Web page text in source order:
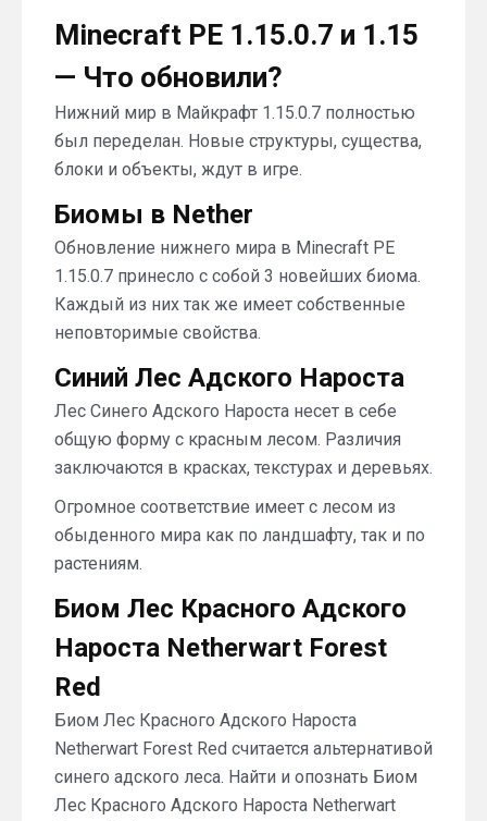
Minecraft PE 1.15.0.7 и 1.15
— Что обновили?
Нижний мир в Майкрафт 1.15.0.7 полностью
был переделан. Новые структуры, существа,
блоки и объекты, ждут в игре.
Биомы в Nether
Обновление нижнего мира в Minecraft PE
1.15.0.7 принесло с собой 3 новейших биома.
Каждый из них так же имеет собственные
неповторимые свойства.
Синий Лес Адского Нароста
Лес Синего Адского Нароста несет в себе
общую форму с красным лесом. Различия
заключаются в красках, текстурах и деревьях.
Огромное соответствие имеет с лесом из
обыденного мира как по ландшафту, так и по
растениям.
Биом Лес Красного Адского
Нароста Netherwart Forest
Red
Биом Лес Красного Адского Нароста
Netherwart Forest Red считается альтернативой
синего адского леса. Найти и опознать Биом
Лес Красного Адского Нароста Netherwart